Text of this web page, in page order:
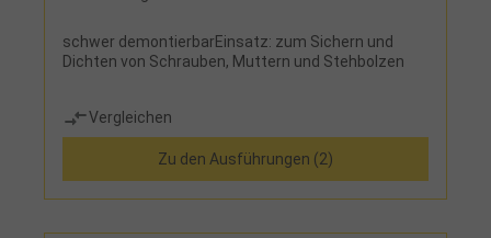
schwer demontierbarEinsatz: zum Sichern und
Dichten von Schrauben, Muttern und Stehbolzen
Vergleichen
Zu den Ausführungen (2)